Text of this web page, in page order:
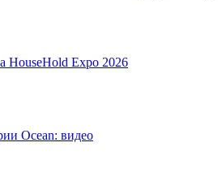
HouseHold Expo 2026
Ocean: видео